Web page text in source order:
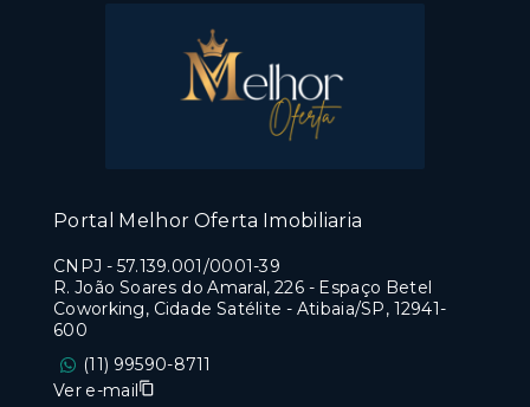
Portal Melhor Oferta Imobiliaria
CNPJ - 57.139.001/0001-39
R. João Soares do Amaral, 226 - Espaço Betel
Coworking, Cidade Satélite - Atibaia/SP, 12941-
600
(11) 99590-8711
Ver e-mail